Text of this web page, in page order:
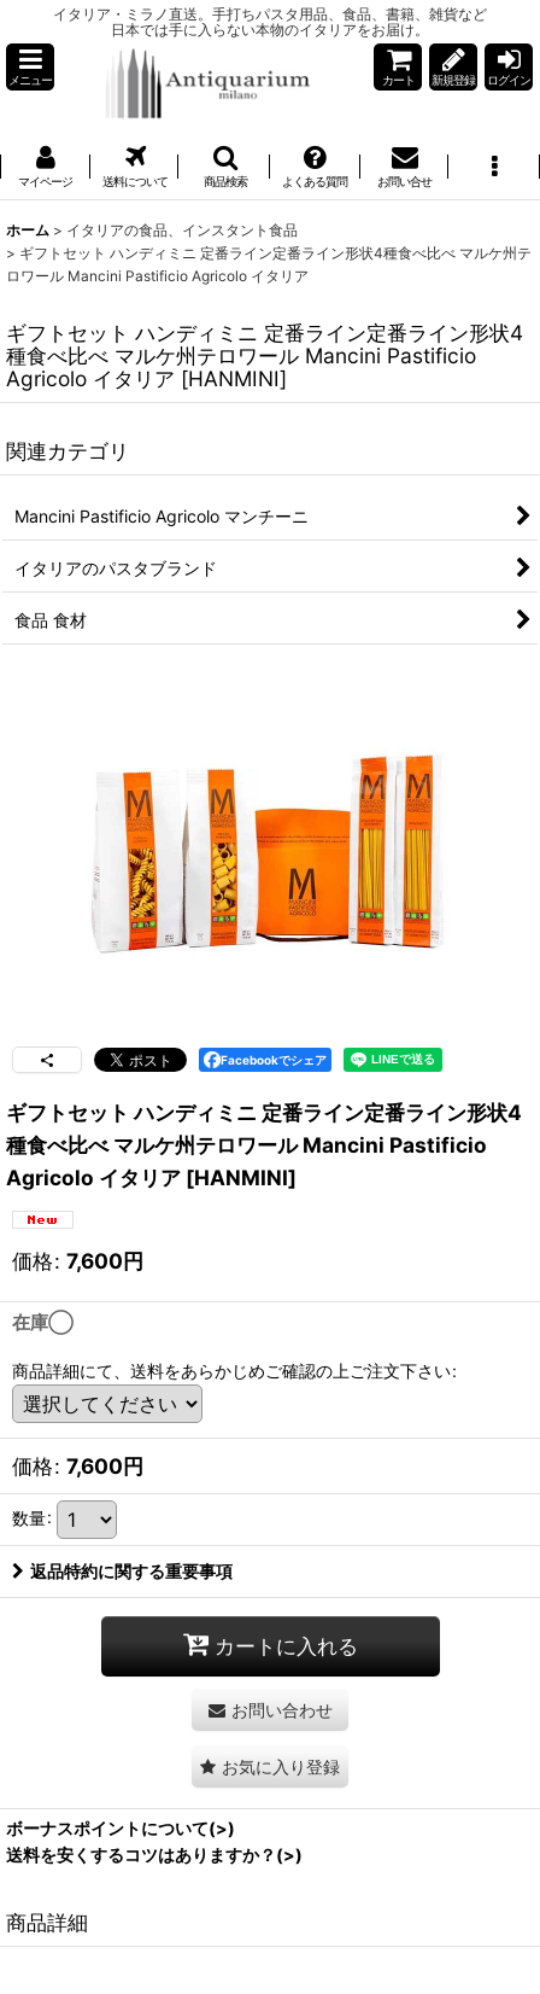
イタリア・ミラノ直送。手打ちパスタ用品、食品、書籍、雑貨など
日本では手に入らない本物のイタリアをお届け。
メニュー カート 新規登録 ログイン
マイページ 送料について 商品検索 よくある質問 お問い合せ
ホーム > イタリアの食品、インスタント食品
> ギフトセット ハンディミニ 定番ライン定番ライン形状4種食べ比べ マルケ州テ
ロワール Mancini Pastificio Agricolo イタリア
ギフトセット ハンディミニ 定番ライン定番ライン形状4
種食べ比べ マルケ州テロワール Mancini Pastificio
Agricolo イタリア [HANMINI]
関連カテゴリ
Mancini Pastificio Agricolo マンチーニ
イタリアのパスタブランド
食品 食材
Facebookでシェア
ギフトセット ハンディミニ 定番ライン定番ライン形状4
種食べ比べ マルケ州テロワール Mancini Pastificio
Agricolo イタリア [HANMINI]
価格: 7,600円
在庫◯
商品詳細にて、送料をあらかじめご確認の上ご注文下さい:
価格: 7,600円
数量:
返品特約に関する重要事項
カートに入れる
お問い合わせ
お気に入り登録
ボーナスポイントについて(>)
送料を安くするコツはありますか？(>)
商品詳細